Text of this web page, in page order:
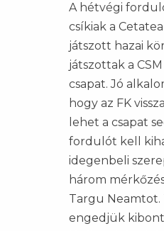
A hétvégi
csíkiak a
játszott hazai
játszottak a
csapat. Jó
hogy az FK
lehet a csapat
fordulót kell
idegenbeli
három
Targu Neamtot.
engedjük